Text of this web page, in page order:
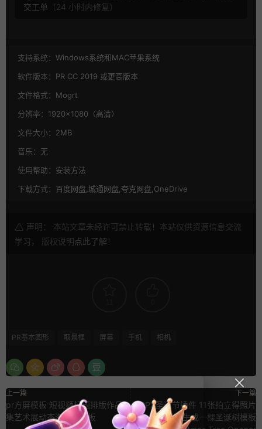
交工单 （24 小时内修复）
支持系统： Windows系统和MAC苹果系统
软件版本： PR CC 2019 或更高版本
文件格式： Mogrt
分辨率： 1920×1080（高清）
文件大小： 2MB
音乐： 无
使用帮助： 安装方法
下载方式： 百度网盘,城通网盘,夸克网盘,OneDrive
声明： 本站文章未经许可禁止转载！本站仅供资源信息交流
学习， 版权说明点此了解 ！
PR基本图形 取景框 屏幕 手机 相机
上一篇
pr方屏模板 短视频标题排版作品
集艺术展动态海报pr模板
下一篇
FCPX圣诞节插件 11张拍立得照片
拼贴生成一棵圣诞树模板